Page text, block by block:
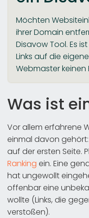
Möchten
ihrer Domain
Disavow Tool. Es
Links auf die
Webmaster keinen
Was ist
Vor allem erfahrene
einmal davon
auf der ersten Seite.
Ranking ein. Eine
hat ungewollt
offenbar eine
wollte (Links, die
verstoßen).